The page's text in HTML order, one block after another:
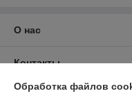
О нас
Контакты
Доставка и оплата
Обработка файлов